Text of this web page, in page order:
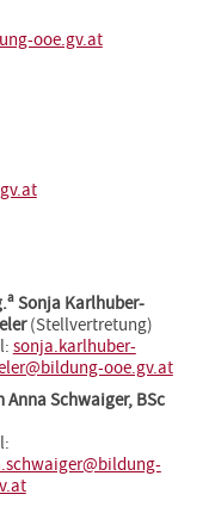
ooe.gv.at
aSonja Karlhuber-
(Stellvertretung)
sonja.karlhuber-
ooe.gv.at
Anna Schwaiger, BSc